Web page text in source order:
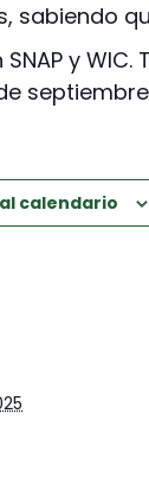
sabiendo
y
calendario